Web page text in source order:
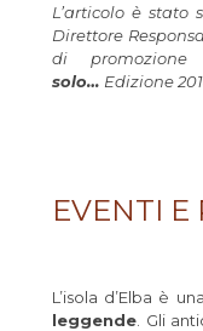
L’articolo è stato
Direttore
di
solo… Edizione
EVENTI E
L’isola d’Elba è
leggende . Gli